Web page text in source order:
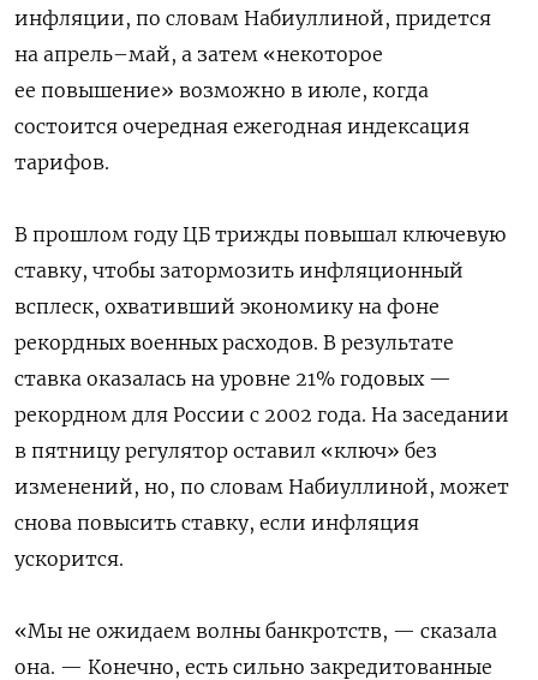
инфляции, по словам Набиуллиной, придется
на апрель–май, а затем «некоторое
ее повышение» возможно в июле, когда
состоится очередная ежегодная индексация
тарифов.
В прошлом году ЦБ трижды повышал ключевую
ставку, чтобы затормозить инфляционный
всплеск, охвативший экономику на фоне
рекордных военных расходов. В результате
ставка оказалась на уровне 21% годовых —
рекордном для России с 2002 года. На заседании
в пятницу регулятор оставил «ключ» без
изменений, но, по словам Набиуллиной, может
снова повысить ставку, если инфляция
ускорится.
«Мы не ожидаем волны банкротств, — сказала
она. — Конечно, есть сильно закредитованные